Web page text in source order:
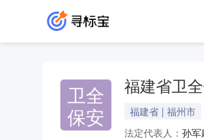
卫全
保安
福建省卫
福建省 | 福州市
法定代表人： 孙军